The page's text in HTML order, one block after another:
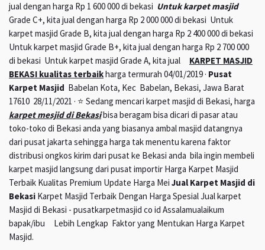
jual dengan harga Rp 1 600 000 di bekasi Untuk karpet masjid
Grade C+, kita jual dengan harga Rp 2 000 000 di bekasi Untuk
karpet masjid Grade B, kita jual dengan harga Rp 2 400 000 di bekasi
Untuk karpet masjid Grade B+, kita jual dengan harga Rp 2 700 000
di bekasi Untuk karpet masjid Grade A, kita jual KARPET MASJID
BEKASI kualitas terbaikharga termurah 04/01/2019 · Pusat
Karpet Masjid Babelan Kota, Kec Babelan, Bekasi, Jawa Barat
17610 28/11/2021 · ⭐ Sedang mencari karpet masjid di Bekasi, harga
karpet mesjid di Bekasibisa beragam bisa dicari di pasar atau
toko-toko di Bekasi anda yang biasanya ambal masjid datangnya
dari pusat jakarta sehingga harga tak menentu karena faktor
distribusi ongkos kirim dari pusat ke Bekasi anda bila ingin membeli
karpet masjid langsung dari pusat importir Harga Karpet Masjid
Terbaik Kualitas Premium Update Harga Mei Jual Karpet Masjid di
Bekasi Karpet Masjid Terbaik Dengan Harga Spesial Jual karpet
Masjid di Bekasi - pusatkarpetmasjid co id Assalamualaikum
bapak/ibu Lebih Lengkap Faktor yang Mentukan Harga Karpet
Masjid.